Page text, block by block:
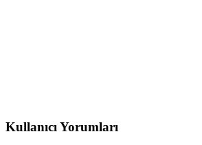
Kullanıcı Yorumları